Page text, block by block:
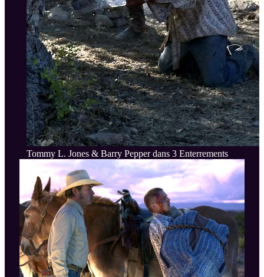
Tommy L. Jones & Barry Pepper dans 3 Enterrements